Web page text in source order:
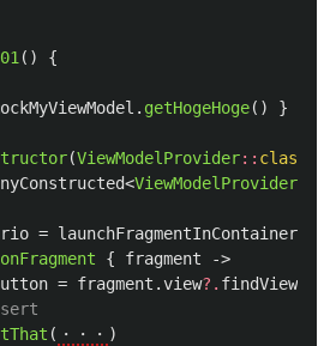
()
{
. getHogeHoge() }
(ViewModelProvider:: class
<ViewModelProvider
= launchFragmentInContainer
onFragment { fragment
->
= fragment .view?. findViewById
( ・・・ )